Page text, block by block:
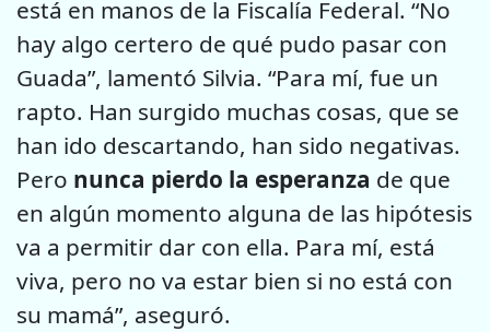
está en manos de la Fiscalía Federal. “No
hay algo certero de qué pudo pasar con
Guada”, lamentó Silvia. “Para mí, fue un
rapto. Han surgido muchas cosas, que se
han ido descartando, han sido negativas.
Pero nunca pierdo la esperanza de que
en algún momento alguna de las hipótesis
va a permitir dar con ella. Para mí, está
viva, pero no va estar bien si no está con
su mamá”, aseguró.